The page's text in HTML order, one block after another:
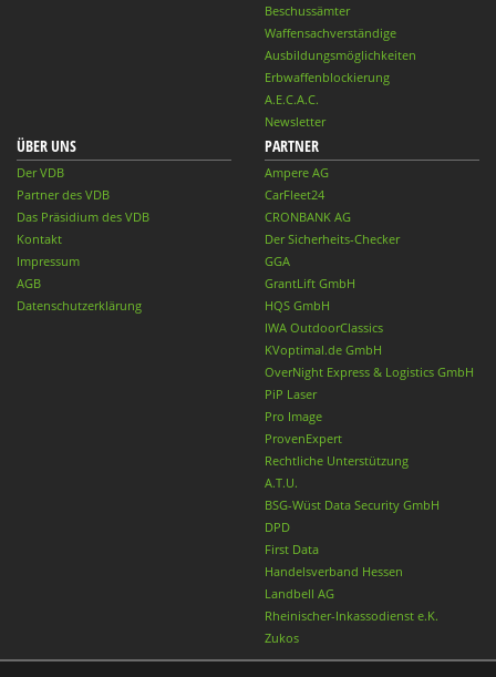
Beschussämter
Waffensachverständige
Ausbildungsmöglichkeiten
Erbwaffenblockierung
A.E.C.A.C.
Newsletter
ÜBER UNS
Der VDB
Partner des VDB
Das Präsidium des VDB
Kontakt
Impressum
AGB
Datenschutzerklärung
PARTNER
Ampere AG
CarFleet24
CRONBANK AG
Der Sicherheits-Checker
GGA
GrantLift GmbH
HQS GmbH
IWA OutdoorClassics
KVoptimal.de GmbH
OverNight Express & Logistics GmbH
PiP Laser
Pro Image
ProvenExpert
Rechtliche Unterstützung
A.T.U.
BSG-Wüst Data Security GmbH
DPD
First Data
Handelsverband Hessen
Landbell AG
Rheinischer-Inkassodienst e.K.
Zukos